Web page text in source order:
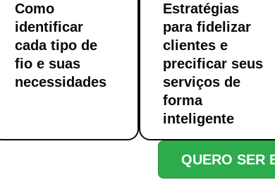
Como
identificar
cada tipo de
fio e suas
necessidades
Estratégias
para fidelizar
clientes e
precificar seus
serviços de
forma
inteligente
QUERO SER